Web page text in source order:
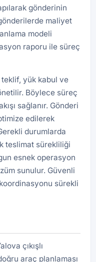
gönderinin
maliyet
modeli
raporu ile süreç
yük kabul ve
Böylece süreç
sağlanır. Gönderi
edilerek
durumlarda
teslimat sürekliliği
esnek operasyon
sunulur. Güvenli
sürekli
çıkışlı
araç planlaması